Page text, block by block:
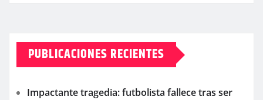
PUBLICACIONES RECIENTES
Impactante tragedia: futbolista fallece tras ser